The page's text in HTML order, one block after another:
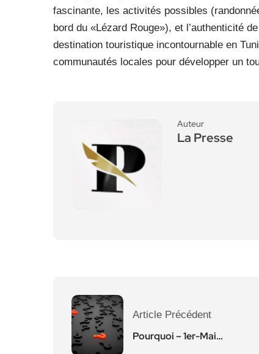
fascinante, les activités possibles
bord du «Lézard Rouge»), et l’authenticité
destination touristique incontournable en
communautés locales pour développer un
Auteur
La Presse
Article Précédent
Pourquoi – 1er-Mai…